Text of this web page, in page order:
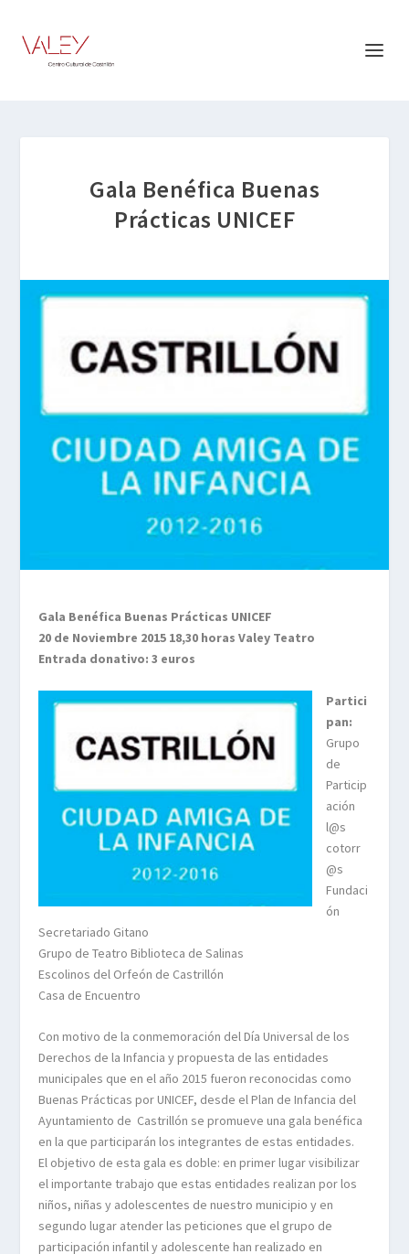
Gala Benéfica Buenas
Prácticas UNICEF
Gala Benéfica Buenas Prácticas UNICEF
20 de Noviembre 2015 18,30 horas Valey Teatro
Entrada donativo: 3 euros
Partici
pan:
Grupo
de
Particip
ación
l@s
cotorr
@s
Fundaci
ón
Secretariado Gitano
Grupo de Teatro Biblioteca de Salinas
Escolinos del Orfeón de Castrillón
Casa de Encuentro
Con motivo de la conmemoración del Día Universal de los
Derechos de la Infancia y propuesta de las entidades
municipales que en el año 2015 fueron reconocidas como
Buenas Prácticas por UNICEF, desde el Plan de Infancia del
Ayuntamiento de Castrillón se promueve una gala benéfica
en la que participarán los integrantes de estas entidades.
El objetivo de esta gala es doble: en primer lugar visibilizar
el importante trabajo que estas entidades realizan por los
niños, niñas y adolescentes de nuestro municipio y en
segundo lugar atender las peticiones que el grupo de
participación infantil y adolescente han realizado en